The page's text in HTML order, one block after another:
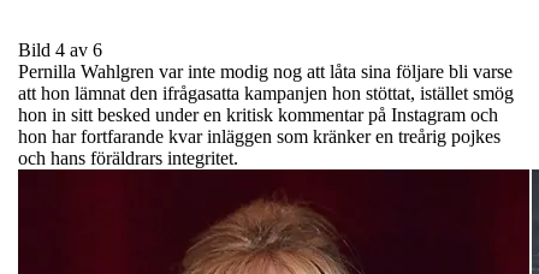
Bild 4 av 6
Pernilla Wahlgren var inte modig nog att låta sina följare bli varse
att hon lämnat den ifrågasatta kampanjen hon stöttat, istället smög
hon in sitt besked under en kritisk kommentar på Instagram och
hon har fortfarande kvar inläggen som kränker en treårig pojkes
och hans föräldrars integritet.